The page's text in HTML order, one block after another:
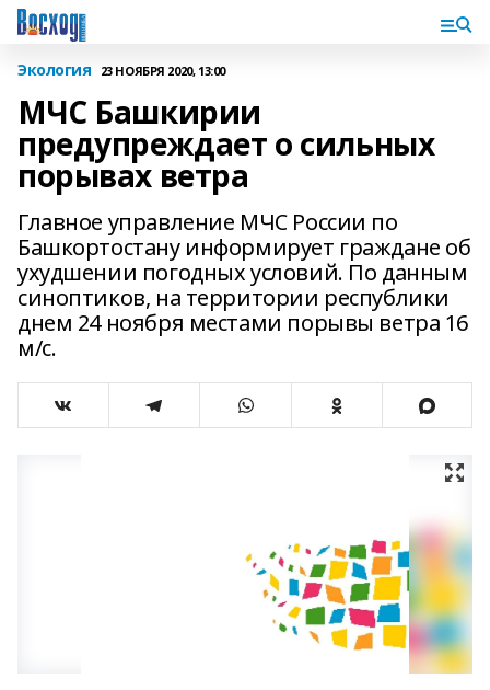
Экология 23 НОЯБРЯ 2020, 13:00
МЧС Башкирии
предупреждает о сильных
порывах ветра
Главное управление МЧС России по
Башкортостану информирует граждане об
ухудшении погодных условий. По данным
синоптиков, на территории республики
днем 24 ноября местами порывы ветра 16
м/с.